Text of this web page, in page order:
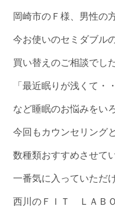
岡崎市のＦ様、男性の
今お使いのセミダブル
買い替えのご相談でした
「最近眠りが浅くて・
など睡眠のお悩みをい
今回もカウンセリング
数種類おすすめさせて
一番気に入っていただ
西川のＦＩＴ ＬＡＢ